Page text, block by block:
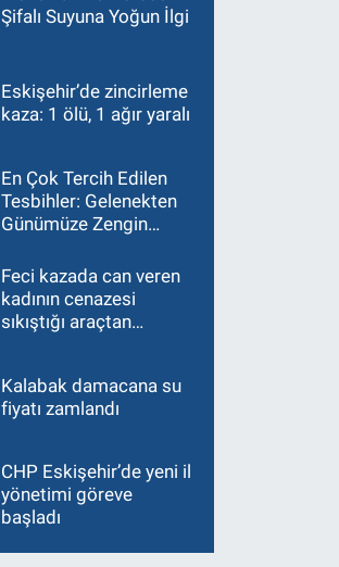
Şifalı Suyuna Yoğun İlgi
Eskişehir’de zincirleme
kaza: 1 ölü, 1 ağır yaralı
En Çok Tercih Edilen
Tesbihler: Gelenekten
Günümüze Zengin
Feci kazada can veren
kadının cenazesi
sıkıştığı araçtan
Kalabak damacana su
fiyatı zamlandı
CHP Eskişehir’de yeni il
yönetimi göreve
başladı